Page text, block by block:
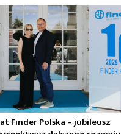
Finder Polska – jubileusz